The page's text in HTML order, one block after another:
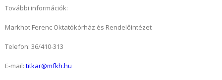
További információk:
Markhot Ferenc Oktatókórház és Rendelőintézet
Telefon: 36/410-313
E-mail: titkar@mfkh.hu